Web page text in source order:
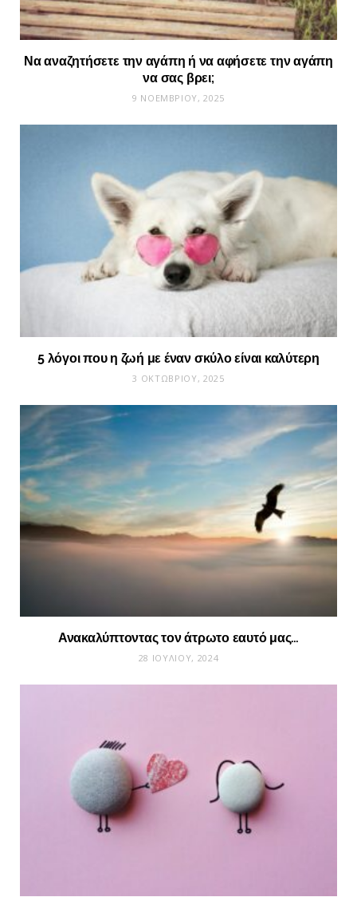
Να αναζητήσετε την αγάπη ή να αφήσετε την αγάπη
να σας βρει;
9 ΝΟΕΜΒΡΊΟΥ, 2025
5 λόγοι που η ζωή με έναν σκύλο είναι καλύτερη
3 ΟΚΤΩΒΡΊΟΥ, 2025
Ανακαλύπτοντας τον άτρωτο εαυτό μας…
28 ΙΟΥΛΊΟΥ, 2024